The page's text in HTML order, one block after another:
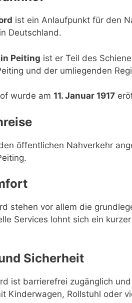
ist ein Anlaufpunkt für den
Deutschland.
Peiting ist er Teil des
und der umliegenden
wurde am 11. Januar 1917
öffentlichen Nahverkehr
stehen vor allem die
Services lohnt sich ein
Sicherheit
ist barrierefrei zugänglich
Kinderwagen, Rollstuhl oder